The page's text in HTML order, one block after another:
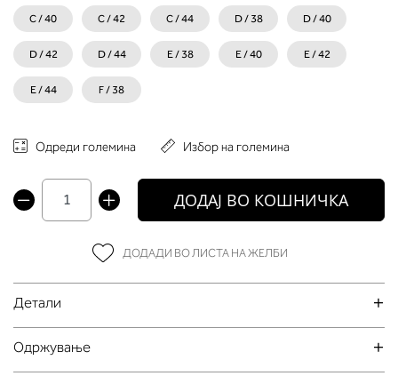
C / 40 C / 42 C / 44 D / 38 D / 40
D / 42 D / 44 E / 38 E / 40 E / 42
E / 44 F / 38
Одреди големина Избор на големина
ДОДАЈ ВО КОШНИЧКА
ДОДАДИ ВО ЛИСТА НА ЖЕЛБИ
Детали
Oдржување